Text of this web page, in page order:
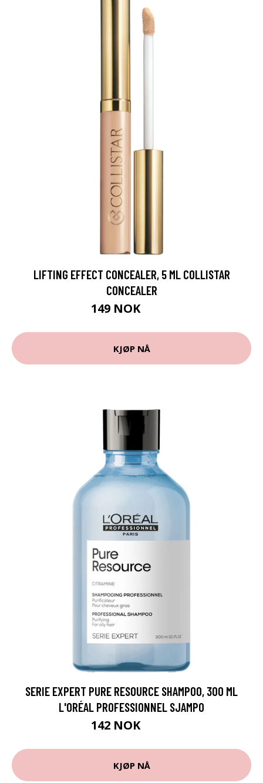
LIFTING EFFECT CONCEALER, 5 ML COLLISTAR
CONCEALER
149 NOK
KJØP NÅ
SERIE EXPERT PURE RESOURCE SHAMPOO, 300 ML
L'ORÉAL PROFESSIONNEL SJAMPO
142 NOK
KJØP NÅ